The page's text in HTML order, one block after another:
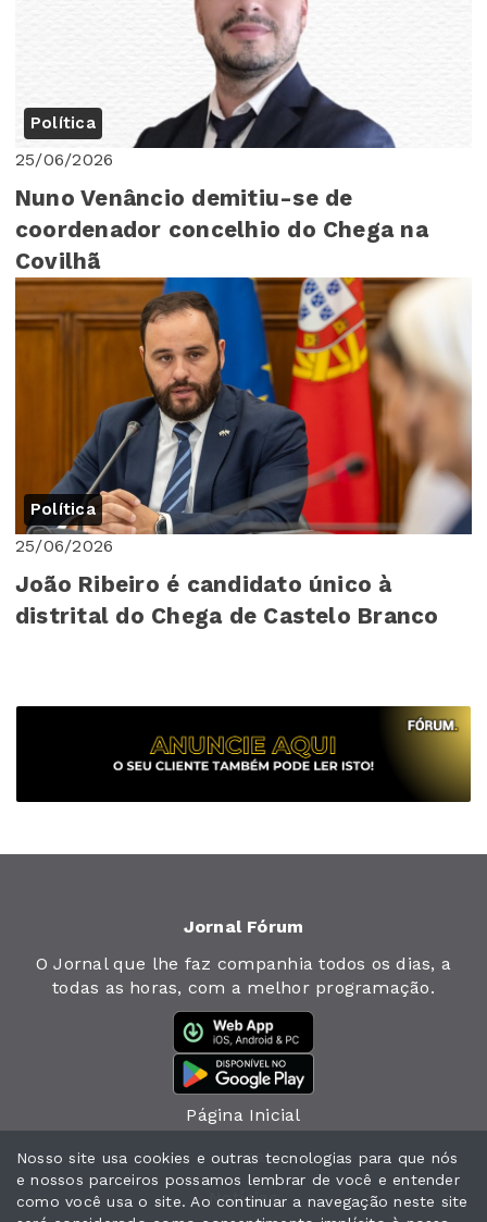
Política
25/06/2026
Nuno Venâncio demitiu-se de
coordenador concelhio do Chega na
Covilhã
Política
25/06/2026
João Ribeiro é candidato único à
distrital do Chega de Castelo Branco
Jornal Fórum
O Jornal que lhe faz companhia todos os dias, a
todas as horas, com a melhor programação.
Página Inicial
Jornal
Notícias
Nosso site usa cookies e outras tecnologias para que nós
e nossos parceiros possamos lembrar de você e entender
como você usa o site. Ao continuar a navegação neste site